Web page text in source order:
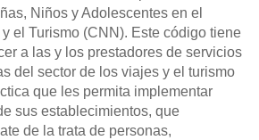
Niños y Adolescentes en el
el Turismo (CNN). Este código tiene
a las y los prestadores de servicios
del sector de los viajes y el turismo
que les permita implementar
sus establecimientos, que
de la trata de personas,